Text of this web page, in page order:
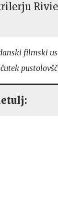
filmski